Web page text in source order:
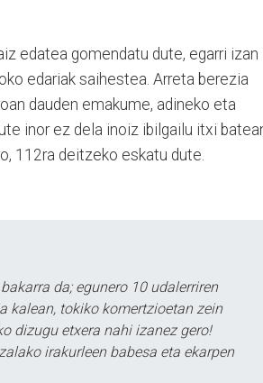
edatea gomendatu dute, egarri izan
edariak saihestea. Arreta berezia
dauden emakume, adineko eta
inor ez dela inoiz ibilgailu itxi
112ra deitzeko eskatu dute.
da; egunero 10 udalerriren
kalean, tokiko komertzioetan zein
dizugu etxera nahi izanez gero!
irakurleen babesa eta ekarpen